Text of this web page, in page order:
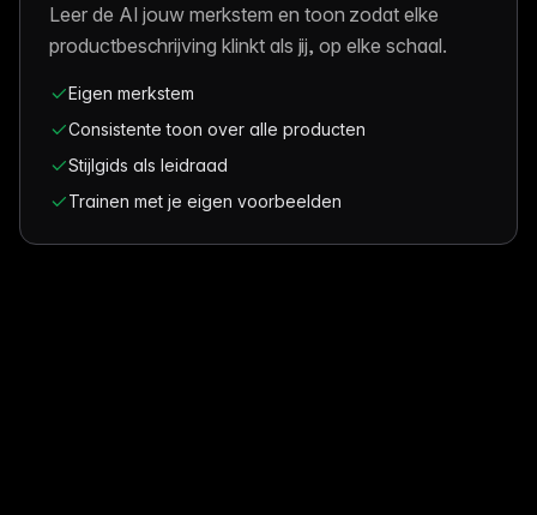
Leer de AI jouw merkstem en toon zodat elke
productbeschrijving klinkt als jij, op elke schaal.
Eigen merkstem
Consistente toon over alle producten
Stijlgids als leidraad
Trainen met je eigen voorbeelden